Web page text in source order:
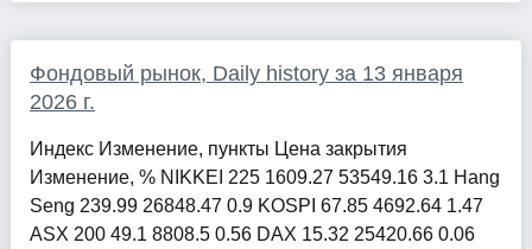
Фондовый рынок, Daily history за 13 января
2026 г.
Индекс Изменение, пункты Цена закрытия
Изменение, % NIKKEI 225 1609.27 53549.16 3.1 Hang
Seng 239.99 26848.47 0.9 KOSPI 67.85 4692.64 1.47
ASX 200 49.1 8808.5 0.56 DAX 15.32 25420.66 0.06